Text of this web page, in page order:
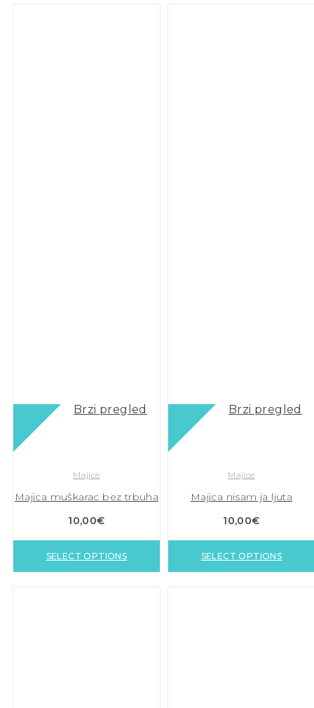
Brzi pregled
Majice
Majica muškarac bez trbuha
10,00€
SELECT OPTIONS
Brzi pregled
Majice
Majica nisam ja ljuta
10,00€
SELECT OPTIONS